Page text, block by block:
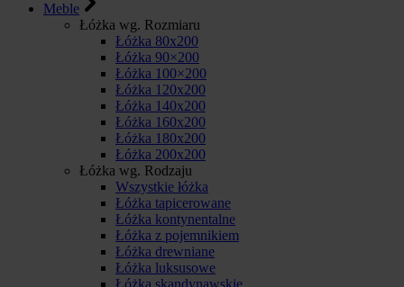
Meble
Łóżka wg. Rozmiaru
Łóżka 80x200
Łóżka 90×200
Łóżka 100×200
Łóżka 120x200
Łóżka 140x200
Łóżka 160x200
Łóżka 180x200
Łóżka 200x200
Łóżka wg. Rodzaju
Wszystkie łóżka
Łóżka tapicerowane
Łóżka kontynentalne
Łóżka z pojemnikiem
Łóżka drewniane
Łóżka luksusowe
Łóżka skandynawskie